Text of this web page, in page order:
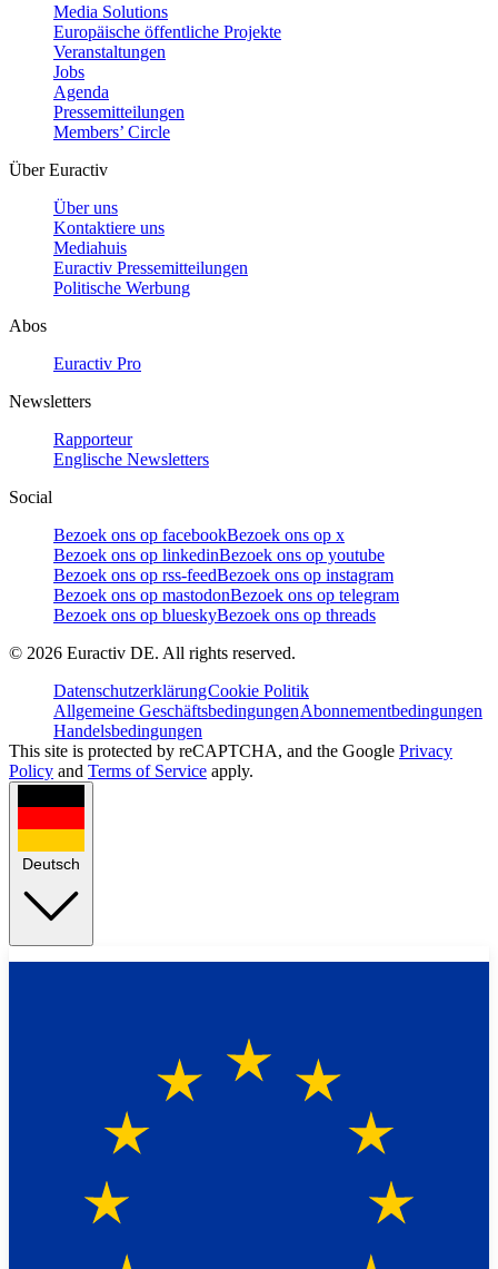
Media Solutions
Europäische öffentliche Projekte
Veranstaltungen
Jobs
Agenda
Pressemitteilungen
Members’ Circle
Über Euractiv
Über uns
Kontaktiere uns
Mediahuis
Euractiv Pressemitteilungen
Politische Werbung
Abos
Euractiv Pro
Newsletters
Rapporteur
Englische Newsletters
Social
Bezoek ons op facebookBezoek ons op x
Bezoek ons op linkedinBezoek ons op youtube
Bezoek ons op rss-feedBezoek ons op instagram
Bezoek ons op mastodonBezoek ons op telegram
Bezoek ons op blueskyBezoek ons op threads
© 2026 Euractiv DE. All rights reserved.
DatenschutzerklärungCookie Politik
Allgemeine GeschäftsbedingungenAbonnementbedingungen
Handelsbedingungen
This site is protected by reCAPTCHA, and the Google Privacy
Policy and Terms of Service apply.
Deutsch